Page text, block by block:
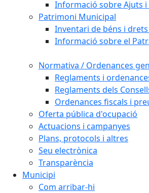
Informació sobre Ajuts i
Patrimoni Municipal
Inventari de béns i
Informació sobre el
Normativa / Ordenances
Reglaments i
Reglaments dels
Ordenances fiscals i
Oferta pública d'ocupació
Actuacions i campanyes
Plans, protocols i altres
Seu electrònica
Transparència
Municipi
Com arribar-hi